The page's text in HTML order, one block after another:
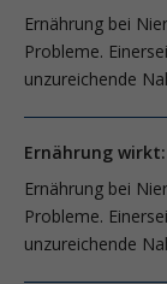
Ernährung bei
Probleme.
unzureichende
Ernährung
Ernährung bei
Probleme.
unzureichende